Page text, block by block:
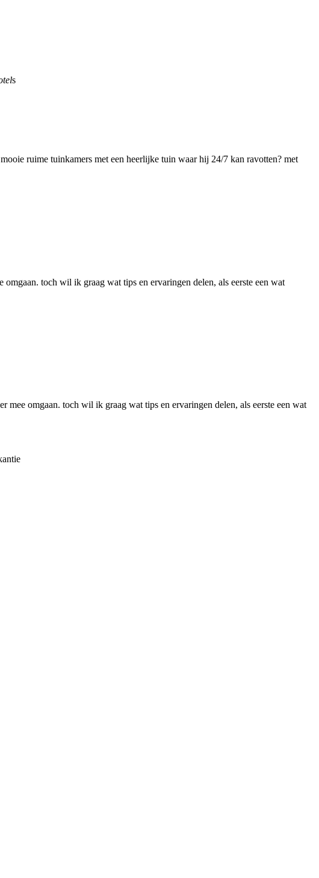
s
ruime tuinkamers met een heerlijke tuin waar hij 24/7 kan ravotten? met
toch wil ik graag wat tips en ervaringen delen, als eerste een wat
omgaan. toch wil ik graag wat tips en ervaringen delen, als eerste een wat